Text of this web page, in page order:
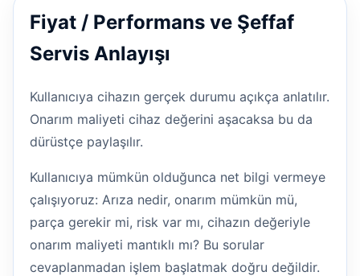
Fiyat / Performans ve Şeffaf
Servis Anlayışı
Kullanıcıya cihazın gerçek durumu açıkça anlatılır.
Onarım maliyeti cihaz değerini aşacaksa bu da
dürüstçe paylaşılır.
Kullanıcıya mümkün olduğunca net bilgi vermeye
çalışıyoruz: Arıza nedir, onarım mümkün mü,
parça gerekir mi, risk var mı, cihazın değeriyle
onarım maliyeti mantıklı mı? Bu sorular
cevaplanmadan işlem başlatmak doğru değildir.